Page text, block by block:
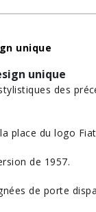
unique
unique
des
place du logo
de 1957.
de porte